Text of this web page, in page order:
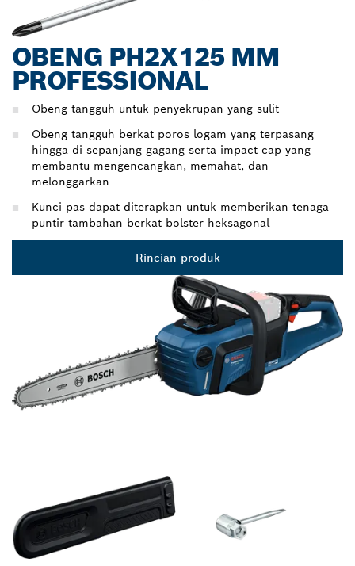
OBENG PH2X125 MM
PROFESSIONAL
Obeng tangguh untuk penyekrupan yang sulit
Obeng tangguh berkat poros logam yang terpasang
hingga di sepanjang gagang serta impact cap yang
membantu mengencangkan, memahat, dan
melonggarkan
Kunci pas dapat diterapkan untuk memberikan tenaga
puntir tambahan berkat bolster heksagonal
Rincian produk